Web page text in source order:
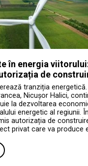
în energia
de
tranziția
Nicușor Halici,
la dezvoltarea
energetic al regiunii.
autorizația de
privat care va produce